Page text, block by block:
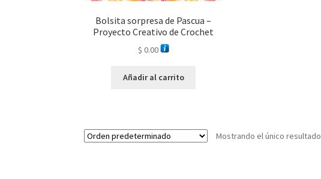
Bolsita sorpresa de Pascua –
Proyecto Creativo de Crochet
$ 0.00
Añadir al carrito
Mostrando el único resultado